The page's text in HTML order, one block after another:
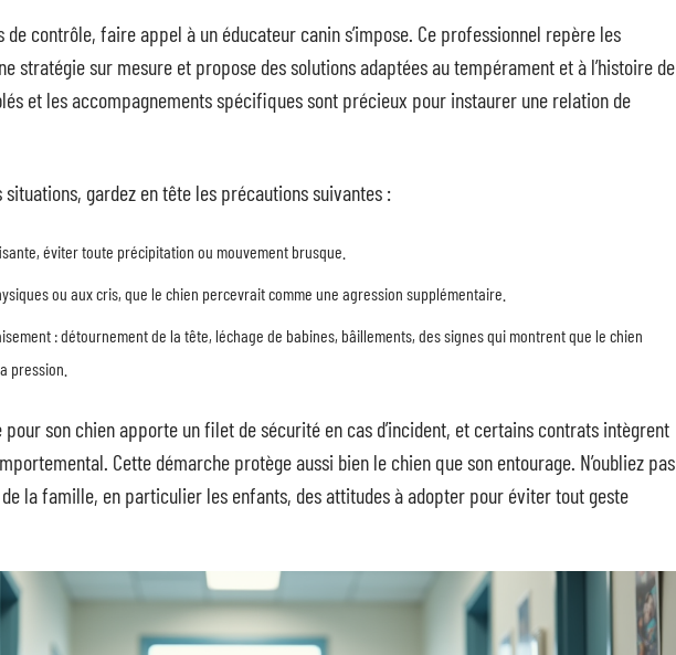
contrôle, faire appel à un éducateur canin s’impose. Ce professionnel repère les
stratégie sur mesure et propose des solutions adaptées au tempérament et à l’histoire de
et les accompagnements spécifiques sont précieux pour instaurer une relation de
gardez en tête les précautions suivantes :
éviter toute précipitation ou mouvement brusque.
ou aux cris, que le chien percevrait comme une agression supplémentaire.
: détournement de la tête, léchage de babines, bâillements, des signes qui montrent que le chien
pression.
pour son chien apporte un filet de sécurité en cas d’incident, et certains contrats intègrent
Cette démarche protège aussi bien le chien que son entourage. N’oubliez pas
la famille, en particulier les enfants, des attitudes à adopter pour éviter tout geste